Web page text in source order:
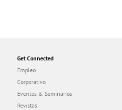
Get Connected
Empleo
Corporativo
Eventos & Seminarios
Revistas